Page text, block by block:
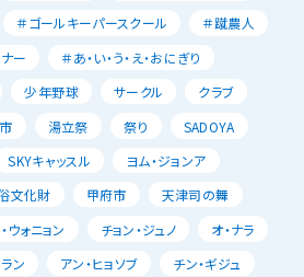
＃ゴールキーパースクール
＃蹴農人
ー
＃あ・い・う・え・おにぎり
少年野球 サークル
クラブ
湯立祭 祭り
SADOYA
SKYキャッスル
ヨム・ジョンア
文化財
甲府市
天津司の舞
ウォニョン チョン・ジュノ
オ・ナラ
ン アン・ヒョソブ
チン・ギジュ